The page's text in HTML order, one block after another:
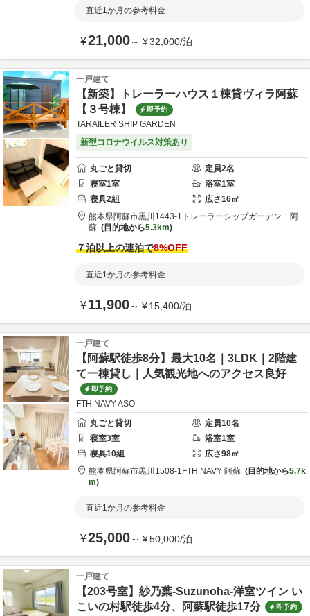
直近1か月の参考料金
¥21,000～ ¥32,000/泊
一戸建て
【新築】トレーラーハウス１棟貸ヴィラ阿蘇
【３号棟】
即予約
TARAILER SHIP GARDEN
新型コロナウイルス対策あり
丸ごと貸切 定員2名
寝室1室 浴室1室
寝具2組 広さ16㎡
熊本県阿蘇市黒川1443-1 トレーラーシップガーデン 阿
蘇
目的地から5.3km
７泊以上の連泊で8%OFF
直近1か月の参考料金
¥11,900～ ¥15,400/泊
一戸建て
【阿蘇駅徒歩8分】最大10名｜3LDK｜2階建
て一棟貸し｜人気観光地へのアクセス良好
即予約
FTH NAVY ASO
丸ごと貸切
定員10名
寝室3室 浴室1室
寝具10組 広さ98㎡
熊本県阿蘇市黒川1508-1 FTH NAVY 阿蘇 目的地から5.7k
m
直近1か月の参考料金
¥25,000～ ¥50,000/泊
一戸建て
【203号室】紗乃葉-Suzunoha-洋室ツイン い
こいの村駅徒歩4分、阿蘇駅徒歩17分
即予約